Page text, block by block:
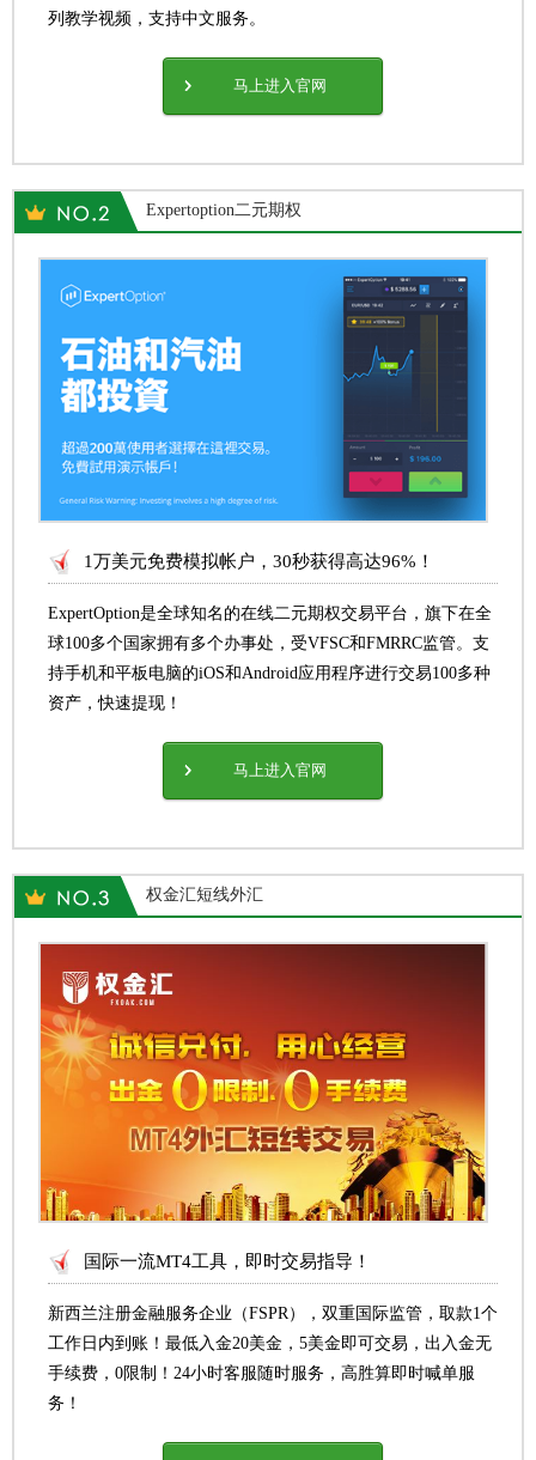
列教学视频，支持中文服务。
马上进入官网
Expertoption二元期权
1万美元免费模拟帐户，30秒获得高达96%！
ExpertOption是全球知名的在线二元期权交易平台，旗下在全
球100多个国家拥有多个办事处，受VFSC和FMRRC监管。支
持手机和平板电脑的iOS和Android应用程序进行交易100多种
资产，快速提现！
马上进入官网
权金汇短线外汇
国际一流MT4工具，即时交易指导！
新西兰注册金融服务企业（FSPR），双重国际监管，取款1个
工作日内到账！最低入金20美金，5美金即可交易，出入金无
手续费，0限制！24小时客服随时服务，高胜算即时喊单服
务！